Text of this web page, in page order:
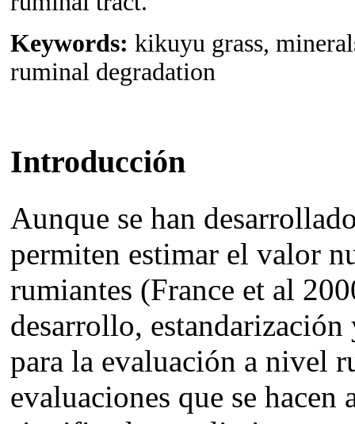
Keywords: kikuyu grass,
ruminal degradation
Introducción
Aunque se han
permiten estimar el valor
rumiantes (France et al
desarrollo,
para la evaluación a nivel
evaluaciones que se